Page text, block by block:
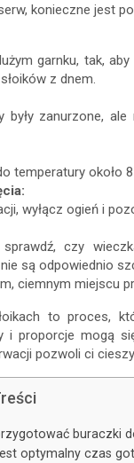
konieczne jest
garnku, tak,
z dnem.
były zanurzone,
temperatury około
wyłącz ogień i
sprawdź, czy
są odpowiednio
ciemnym miejscu
to proces,
i proporcje mogą
pozwoli ci
buraczki
optymalny czas